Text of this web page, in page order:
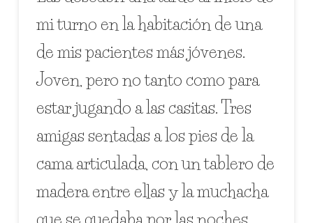
mi turno en la habitación de una
de mis pacientes más jóvenes.
Joven, pero no tanto como para
estar jugando a las casitas. Tres
amigas sentadas a los pies de la
cama articulada, con un tablero de
madera entre ellas y la muchacha